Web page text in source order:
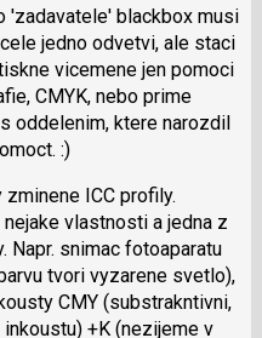
'zadavatele' blackbox musi
jedno odvetvi, ale staci
vicemene jen pomoci
CMYK, nebo prime
oddelenim, ktere narozdil
:)
ICC profily.
vlastnosti a jedna z
Napr. snimac fotoaparatu
tvori vyzarene svetlo),
CMY (substrakntivni,
+K (nezijeme v